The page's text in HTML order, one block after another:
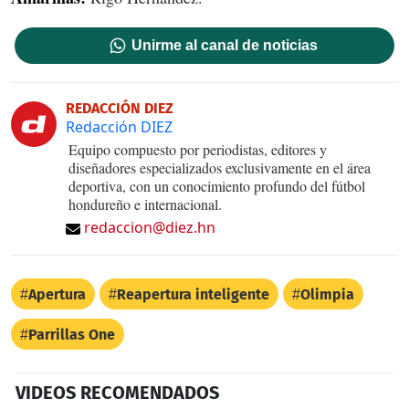
Unirme al canal de noticias
REDACCIÓN DIEZ
Redacción DIEZ
Equipo compuesto por periodistas, editores y
diseñadores especializados exclusivamente en el área
deportiva, con un conocimiento profundo del fútbol
hondureño e internacional.
redaccion@diez.hn
Apertura Reapertura inteligente Olimpia
Parrillas One
VIDEOS RECOMENDADOS